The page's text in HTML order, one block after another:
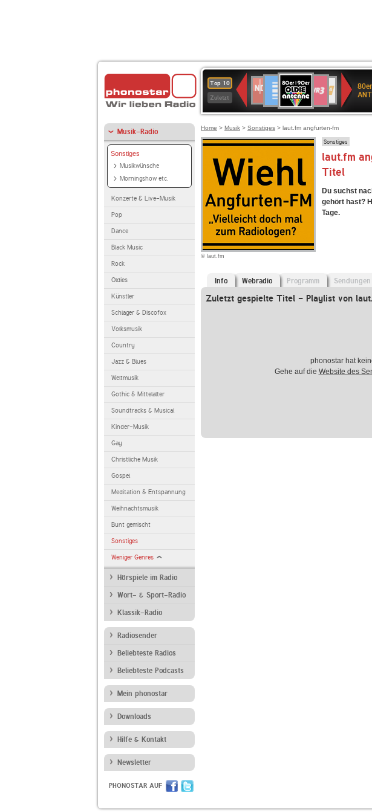
Top 10
Zuletzt
Deutschlandfunk
80er
90er
OLDIE
ANTENNE
SWR3
SWR
Kultur
NDR
2
Musik-Radio
Sonstiges
Musikwünsche
Morningshow etc.
Konzerte & Live-Musik
Pop
Dance
Black Music
Rock
Oldies
Künstler
Schlager & Discofox
Volksmusik
Country
Jazz & Blues
Weltmusik
Gothic & Mittelalter
Soundtracks & Musical
Kinder-Musik
Gay
Christliche Musik
Gospel
Meditation & Entspannung
Weihnachtsmusik
Bunt gemischt
Sonstiges
Weniger Genres
Hörspiele im Radio
Wort- & Sport-Radio
Klassik-Radio
Radiosender
Beliebteste Radios
Beliebteste Podcasts
Mein phonostar
Downloads
Hilfe & Kontakt
Newsletter
PHONOSTAR AUF
Home > Musik > Sonstiges > laut.fm angfurten-fm
© laut.fm
Sonstiges
laut.fm
Titel
Du suchst
gehört hast?
Tage.
Info Webradio Programm
Zuletzt gespielte Titel - Playlist von
phonostar hat
Gehe auf die Website des